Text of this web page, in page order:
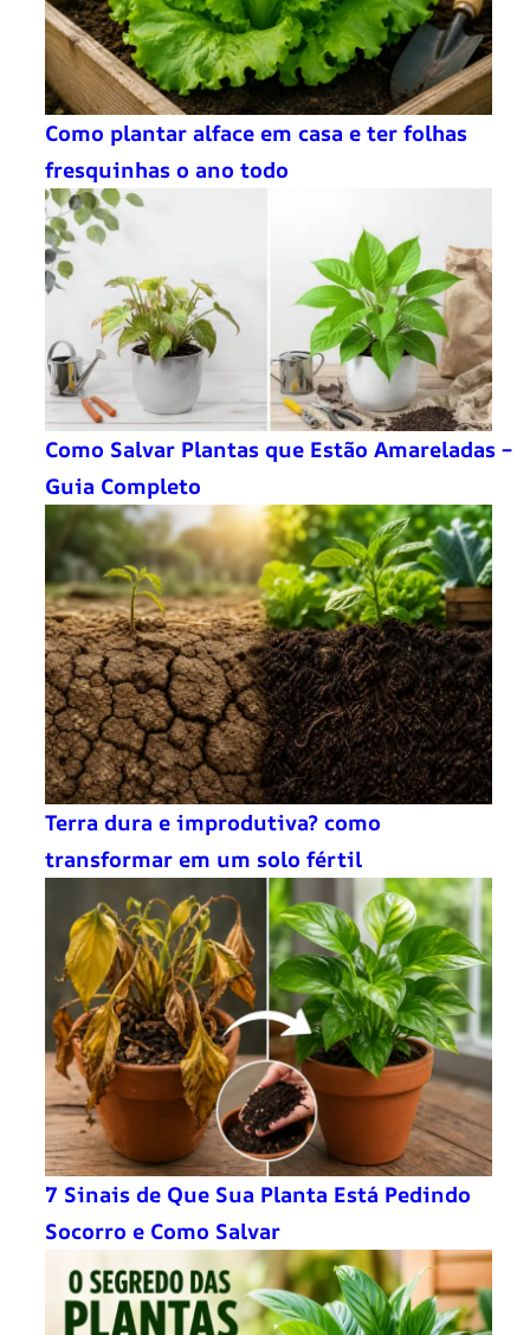
Como plantar alface em casa e ter folhas
fresquinhas o ano todo
Como Salvar Plantas que Estão Amareladas –
Guia Completo
Terra dura e improdutiva? como
transformar em um solo fértil
7 Sinais de Que Sua Planta Está Pedindo
Socorro e Como Salvar